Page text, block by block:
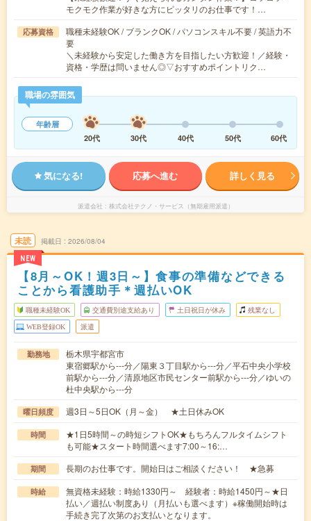
モクモク作業が好きな方にピッタリのお仕事です！…
応募資格
職種未経験OK / ブランクOK / パソコンスキル不要 / 英語力不
要
＼未経験から安定した働き方を目指したい方歓迎！／経験・
資格・学歴は問いません◎▽おすすめポイントリク…
職場の雰囲気
年齢層
20代
30代 40代 50代 60代
気になる! 応募へ進む 詳しく見る
派遣会社 株式会社テクノ・サービス（無期雇用派遣）
未読
NEW
掲載日 2026/08/04
【8月～OK！週3日～】食事の準備などできる
ことから看護助手＊週払いOK
職種未経験OK 交通費別途支給あり 土日祝日が休み 残業なし
WEB登録OK 派遣
勤務地
栃木県宇都宮市
東宿郷駅から---分／陽東３丁目駅から---分／平石中央小学校
前駅から---分／清原地区市民センター前駅から---分／ゆいの
杜中央駅から---分
曜日頻度 週3日～5日OK（月～金） ★土日休みOK
時間
★1日5時間～の時短シフトOK★もちろんフルタイムシフト
も可能★スタート時間選べます7:00～16:…
期間 長期のお仕事です。開始日はご相談ください！ ★急募
時給
無資格未経験：時給1330円～ 経験者：時給1450円～★日
払い／週払い制度あり（月払いも選べます）※稼働開始時は
手続き完了次第のお支払いとなります。